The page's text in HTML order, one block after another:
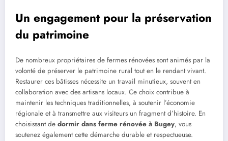
Un engagement pour la préservation
du patrimoine
De nombreux propriétaires de fermes rénovées sont animés par la
volonté de préserver le patrimoine rural tout en le rendant vivant.
Restaurer ces bâtisses nécessite un travail minutieux, souvent en
collaboration avec des artisans locaux. Ce choix contribue à
maintenir les techniques traditionnelles, à soutenir l’économie
régionale et à transmettre aux visiteurs un fragment d’histoire. En
choisissant de dormir dans ferme rénovée à Bugey, vous
soutenez également cette démarche durable et respectueuse.